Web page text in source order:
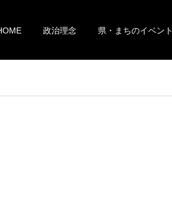
政治理念 県・まちのイベント